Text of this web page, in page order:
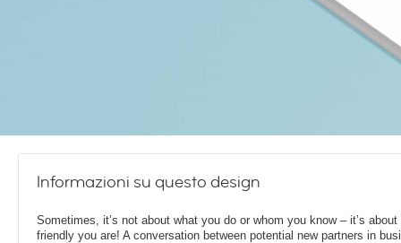
Informazioni su questo design
Sometimes, it’s not about what you do or whom you know – it’s about
friendly you are! A conversation between potential new partners in